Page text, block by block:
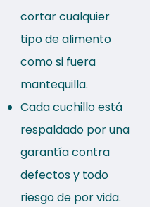
cortar cualquier
tipo de alimento
como si fuera
mantequilla.
Cada cuchillo está
respaldado por una
garantía contra
defectos y todo
riesgo de por vida.